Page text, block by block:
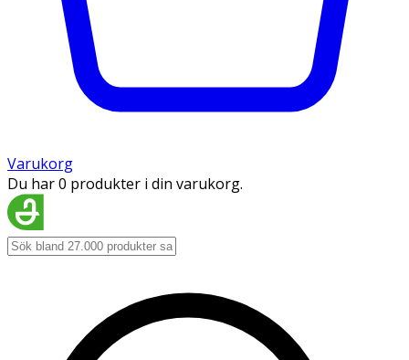
Varukorg
Du har 0 produkter i din varukorg.